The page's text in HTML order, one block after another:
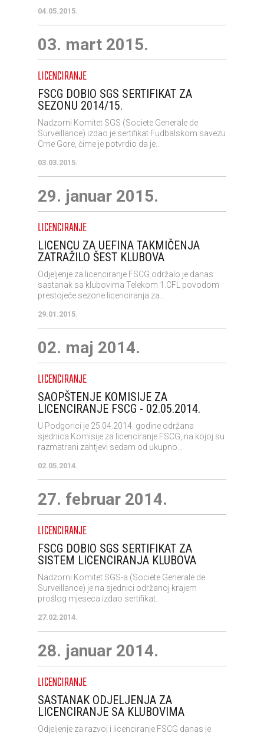
04.05.2015.
03. mart 2015.
LICENCIRANJE
FSCG DOBIO SGS SERTIFIKAT ZA
SEZONU 2014/15.
Nadzorni Komitet SGS (Societe Generale de
Surveillance) izdao je sertifikat Fudbalskom savezu
Crne Gore, čime je potvrdio da je...
03.03.2015.
29. januar 2015.
LICENCIRANJE
LICENCU ZA UEFINA TAKMIČENJA
ZATRAŽILO ŠEST KLUBOVA
Odjeljenje za licenciranje FSCG održalo je danas
sastanak sa klubovima Telekom 1.CFL povodom
prestojeće sezone licenciranja za...
29.01.2015.
02. maj 2014.
LICENCIRANJE
SAOPŠTENJE KOMISIJE ZA
LICENCIRANJE FSCG - 02.05.2014.
U Podgorici je 25.04.2014. godine održana
sjednica Komisije za licenciranje FSCG, na kojoj su
razmatrani zahtjevi sedam od ukupno...
02.05.2014.
27. februar 2014.
LICENCIRANJE
FSCG DOBIO SGS SERTIFIKAT ZA
SISTEM LICENCIRANJA KLUBOVA
Nadzorni Komitet SGS-a (Societe Generale de
Surveillance) je na sjednici održanoj krajem
prošlog mjeseca izdao sertifikat...
27.02.2014.
28. januar 2014.
LICENCIRANJE
SASTANAK ODJELJENJA ZA
LICENCIRANJE SA KLUBOVIMA
Odjeljenje za razvoj i licenciranje FSCG danas je